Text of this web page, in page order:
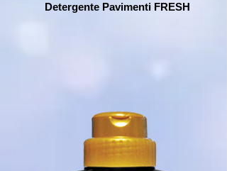
Detergente Pavimenti FRESH